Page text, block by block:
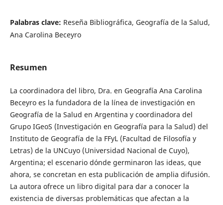
Palabras clave: Reseña Bibliográfica, Geografía de la Salud,
Ana Carolina Beceyro
Resumen
La coordinadora del libro, Dra. en Geografía Ana Carolina
Beceyro es la fundadora de la línea de investigación en
Geografía de la Salud en Argentina y coordinadora del
Grupo IGeoS (Investigación en Geografía para la Salud) del
Instituto de Geografía de la FFyL (Facultad de Filosofía y
Letras) de la UNCuyo (Universidad Nacional de Cuyo),
Argentina; el escenario dónde germinaron las ideas, que
ahora, se concretan en esta publicación de amplia difusión.
La autora ofrece un libro digital para dar a conocer la
existencia de diversas problemáticas que afectan a la